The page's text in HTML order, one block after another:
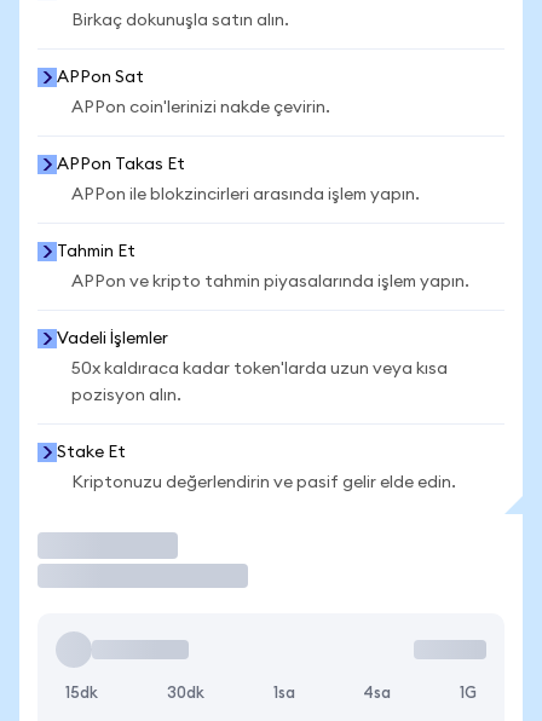
Birkaç dokunuşla satın alın.
APPon Sat
APPon coin'lerinizi nakde çevirin.
APPon Takas Et
APPon ile blokzincirleri arasında işlem yapın.
Tahmin Et
APPon ve kripto tahmin piyasalarında işlem yapın.
Vadeli İşlemler
50x kaldıraca kadar token'larda uzun veya kısa
pozisyon alın.
Stake Et
Kriptonuzu değerlendirin ve pasif gelir elde edin.
15dk 30dk 1sa 4sa 1G